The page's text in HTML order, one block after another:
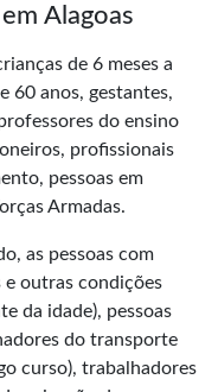
Alagoas
de 6 meses a
60 anos, gestantes,
do ensino
profissionais
pessoas em
Armadas.
as pessoas com
e outras condições
da idade), pessoas
do transporte
curso), trabalhadores